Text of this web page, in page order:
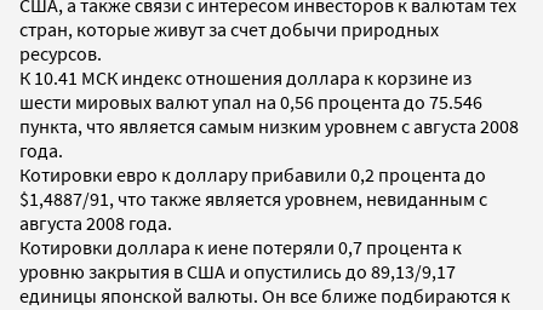
стран, которые живут за счет добычи природных
ресурсов.
К 10.41 МСК индекс отношения доллара к корзине из
шести мировых валют упал на 0,56 процента до 75.546
пункта, что является самым низким уровнем с августа 2008
года.
Котировки евро к доллару прибавили 0,2 процента до
$1,4887/91, что также является уровнем, невиданным с
августа 2008 года.
Котировки доллара к иене потеряли 0,7 процента к
уровню закрытия в США и опустились до 89,13/9,17
единицы японской валюты. Он все ближе подбираются к